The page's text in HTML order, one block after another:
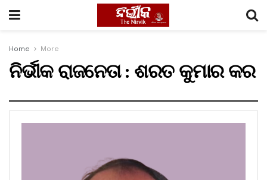
Home More
ନିର୍ଭୀକ ରାଜନେତା : ଶରତ କୁମାର କର